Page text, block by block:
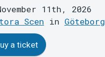
11th, 2026
Scen in Göteborg
a ticket